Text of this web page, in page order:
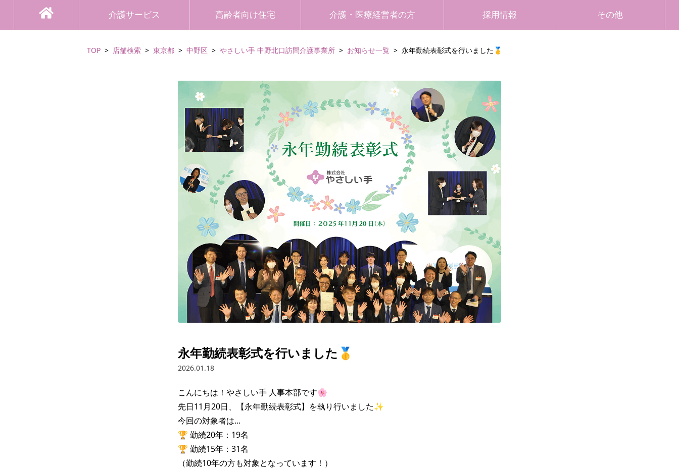
介護サービス 高齢者向け住宅 介護・医療経営者の方 採用情報 その他
TOP 店舗検索 東京都 中野区 やさしい手 中野北口訪問介護事業所 お知らせ一覧 永年勤続表彰式を行いました🥇
永年勤続表彰式を行いました🥇
2026.01.18
こんにちは！やさしい手 人事本部です🌸
先日11月20日、【永年勤続表彰式】を執り行いました✨
今回の対象者は...
🏆 勤続20年：19名
🏆 勤続15年：31名
（勤続10年の方も対象となっています！）